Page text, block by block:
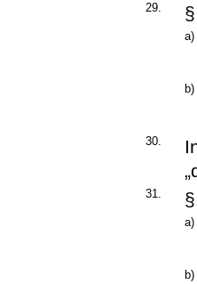
29.
a)
b)
30.
31.
a)
b)